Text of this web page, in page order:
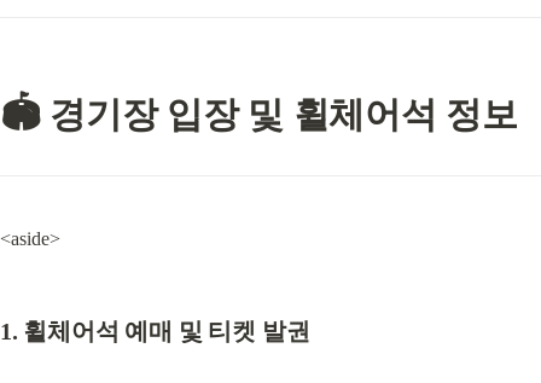
🏟️ 경기장 입장 및 휠체어석 정보
<aside>
1. 휠체어석 예매 및 티켓 발권